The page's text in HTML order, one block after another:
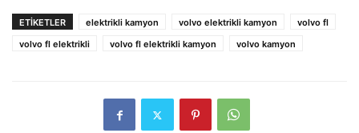
ETIKETLER elektrikli kamyon volvo elektrikli kamyon
volvo fl
volvo fl elektrikli
volvo fl elektrikli kamyon volvo kamyon